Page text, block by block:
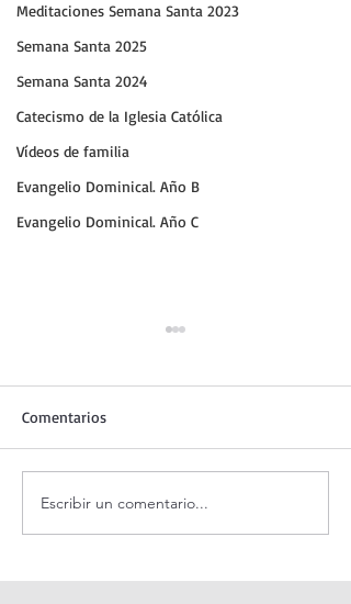
Meditaciones Semana Santa 2023
Semana Santa 2025
Semana Santa 2024
Catecismo de la Iglesia Católica
Vídeos de familia
Evangelio Dominical. Año B
Evangelio Dominical. Año C
Oración de la mañana. 8 de
agosto.
Comentarios
Escribir un comentario...